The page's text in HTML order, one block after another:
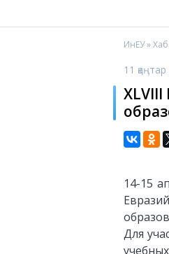
ИнЕУ»
11
14-15
Для